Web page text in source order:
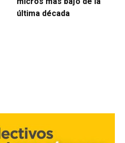
última década